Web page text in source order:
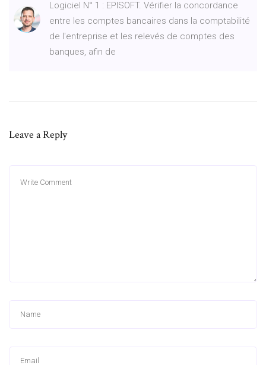
Logiciel N° 1 : EPISOFT. Vérifier la concordance
entre les comptes bancaires dans la comptabilité
de l'entreprise et les relevés de comptes des
banques, afin de
Leave a Reply